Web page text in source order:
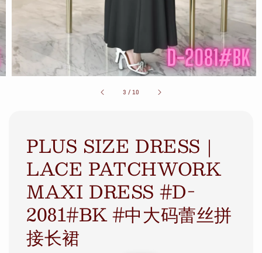
3 /10
PLUS SIZE DRESS｜
LACE PATCHWORK
MAXI DRESS #D-
2081#BK #中大码蕾丝拼
接长裙